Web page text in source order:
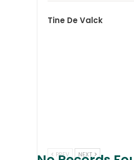
Tine De Valck
PREV NEXT